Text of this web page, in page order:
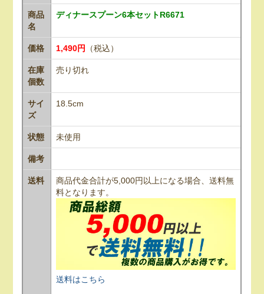
商品
名
ディナースプーン6本セットR6671
価格 1,490円 （税込）
在庫
個数
売り切れ
サイ
ズ
18.5cm
状態 未使用
備考
送料
商品代金合計が5,000円以上になる場合、送料無
料となります。
送料はこちら